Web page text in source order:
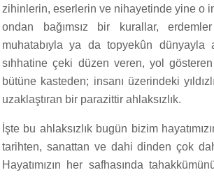
zihinlerin, eserlerin ve nihayetinde yine o
ondan bağımsız bir kurallar,
muhatabıyla ya da topyekûn
sıhhatine çeki düzen veren, yol
bütüne kasteden; insanı üzerindeki
uzaklaştıran bir parazittir ahlaksızlık.
İşte bu ahlaksızlık bugün bizim
tarihten, sanattan ve dahi dinden çok
Hayatımızın her safhasında